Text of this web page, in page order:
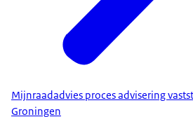
Mijnraadadvies proces advisering
Groningen